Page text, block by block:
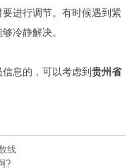
进行调节。有时候遇到紧
冷静解决。
息的，可以考虑到贵州省
线
?